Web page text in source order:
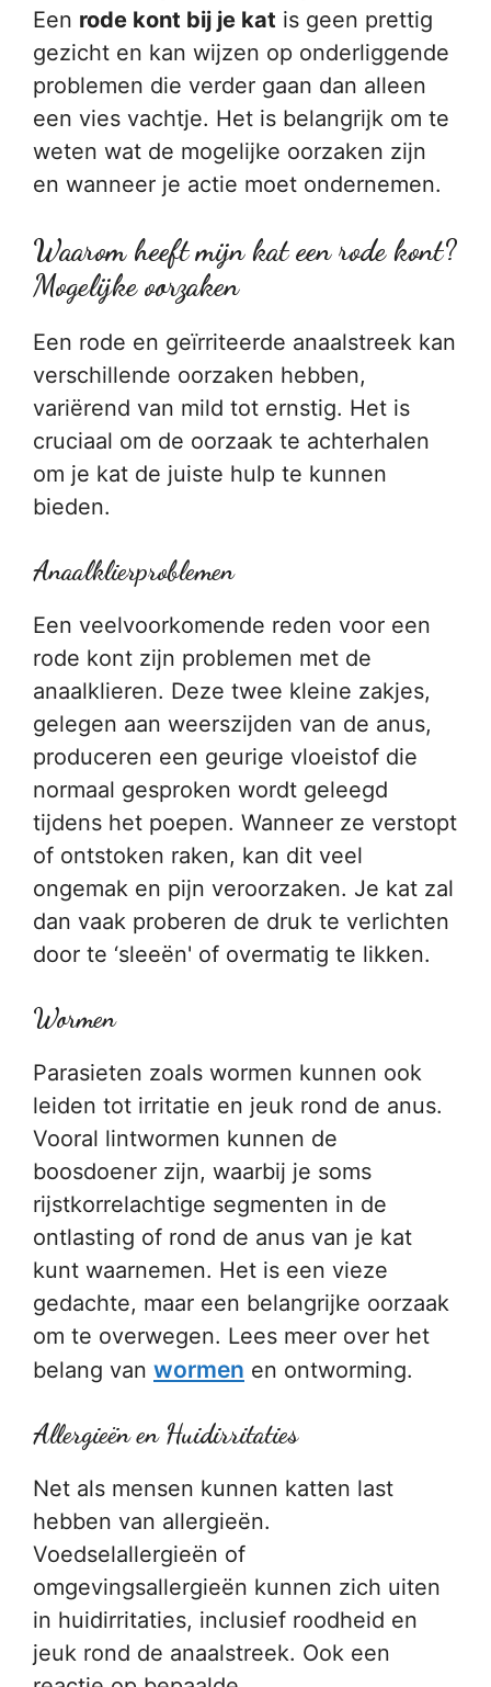
Een rode kont bij je kat is geen prettig
gezicht en kan wijzen op onderliggende
problemen die verder gaan dan alleen
een vies vachtje. Het is belangrijk om te
weten wat de mogelijke oorzaken zijn
en wanneer je actie moet ondernemen.
Waarom heeft mijn kat een rode kont?
Mogelijke oorzaken
Een rode en geïrriteerde anaalstreek kan
verschillende oorzaken hebben,
variërend van mild tot ernstig. Het is
cruciaal om de oorzaak te achterhalen
om je kat de juiste hulp te kunnen
bieden.
Anaalklierproblemen
Een veelvoorkomende reden voor een
rode kont zijn problemen met de
anaalklieren. Deze twee kleine zakjes,
gelegen aan weerszijden van de anus,
produceren een geurige vloeistof die
normaal gesproken wordt geleegd
tijdens het poepen. Wanneer ze verstopt
of ontstoken raken, kan dit veel
ongemak en pijn veroorzaken. Je kat zal
dan vaak proberen de druk te verlichten
door te ‘sleeën' of overmatig te likken.
Wormen
Parasieten zoals wormen kunnen ook
leiden tot irritatie en jeuk rond de anus.
Vooral lintwormen kunnen de
boosdoener zijn, waarbij je soms
rijstkorrelachtige segmenten in de
ontlasting of rond de anus van je kat
kunt waarnemen. Het is een vieze
gedachte, maar een belangrijke oorzaak
om te overwegen. Lees meer over het
belang van wormen en ontworming.
Allergieën en Huidirritaties
Net als mensen kunnen katten last
hebben van allergieën.
Voedselallergieën of
omgevingsallergieën kunnen zich uiten
in huidirritaties, inclusief roodheid en
jeuk rond de anaalstreek. Ook een